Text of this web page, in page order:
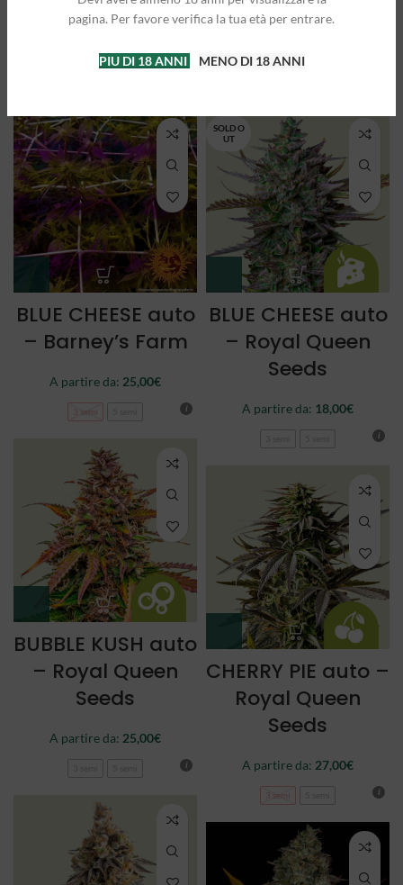
pagina. Per favore verifica la tua età per entrare.
PIU DI 18 ANNI MENO DI 18 ANNI
Queen Seeds
A partire da:25,00€
Queen Seeds
BLUE CHEESE auto
– Barney’s Farm
A partire da: 25,00€
3 semi
SOLD O
UT
BLUE CHEESE auto
– Royal Queen
Seeds
A partire da: 18,00€
BUBBLE KUSH auto
– Royal Queen
Seeds
A partire da: 25,00€
CHERRY PIE auto –
Royal Queen
Seeds
A partire da: 27,00€
3 semi